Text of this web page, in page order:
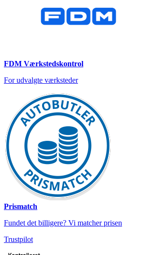
FDM Værkstedskontrol
For udvalgte værksteder
Prismatch
Fundet det billigere? Vi matcher prisen
Trustpilot